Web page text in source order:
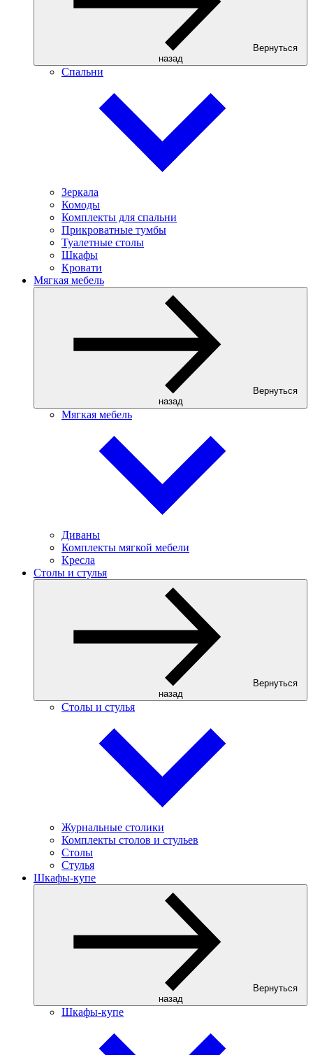
Вернуться
назад
Спальни
Зеркала
Комоды
Комплекты для спальни
Прикроватные тумбы
Туалетные столы
Шкафы
Кровати
Мягкая мебель
Вернуться
назад
Мягкая мебель
Диваны
Комплекты мягкой мебели
Кресла
Столы и стулья
Вернуться
назад
Столы и стулья
Журнальные столики
Комплекты столов и стульев
Столы
Стулья
Шкафы-купе
Вернуться
назад
Шкафы-купе